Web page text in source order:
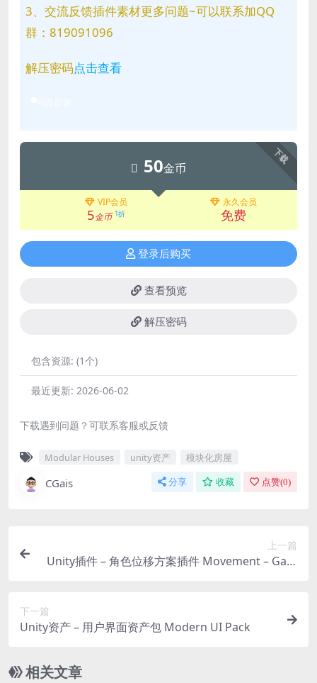
3、交流反馈插件素材更多问题~可以联系加QQ
群：819091096
解压密码点击查看
下载
50金币
VIP会员
5金币 1折
永久会员
免费
登录后购买
查看预览
解压密码
包含资源: (1个)
最近更新: 2026-06-02
下载遇到问题？可联系客服或反馈
Modular Houses unity资产 模块化房屋
CGais 分享 收藏 点赞(0)
上一篇
Unity插件 – 角色位移方案插件 Movement – Gam
下一篇
Unity资产 – 用户界面资产包 Modern UI Pack
相关文章